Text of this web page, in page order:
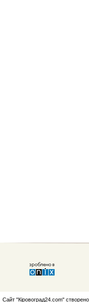
Сайт "Кіровоград24.com"